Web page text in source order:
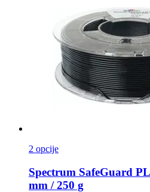
2 opcije
Spectrum SafeGuard
mm / 250 g